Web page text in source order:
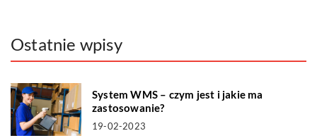
Ostatnie wpisy
System WMS – czym jest i jakie ma
zastosowanie?
19-02-2023